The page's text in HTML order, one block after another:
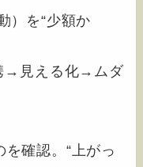
）を“少額か
→見える化→ムダ
確認。“上がっ